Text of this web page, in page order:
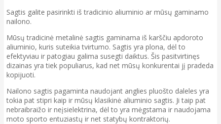
Sagtis galite pasirinkti iš tradicinio aliuminio ar mūsų gaminamo
nailono.
Mūsų tradicinė metalinė sagtis gaminama iš karščiu apdoroto
aliuminio, kuris suteikia tvirtumo. Sagtis yra plona, dėl to
efektyviau ir patogiau galima susegti daiktus. Šis pasitvirtinęs
dizainas yra tiek populiarus, kad net mūsų konkurentai jį pradeda
kopijuoti.
Nailono sagtis pagaminta naudojant anglies pluošto daleles yra
tokia pat stipri kaip ir mūsų klasikinė aliuminio sagtis. Ji taip pat
nebraibraižo ir neįsielektrina, dėl to yra mėgstama ir naudojama
moto sporto entuziastų ir net statybų kontraktorių.